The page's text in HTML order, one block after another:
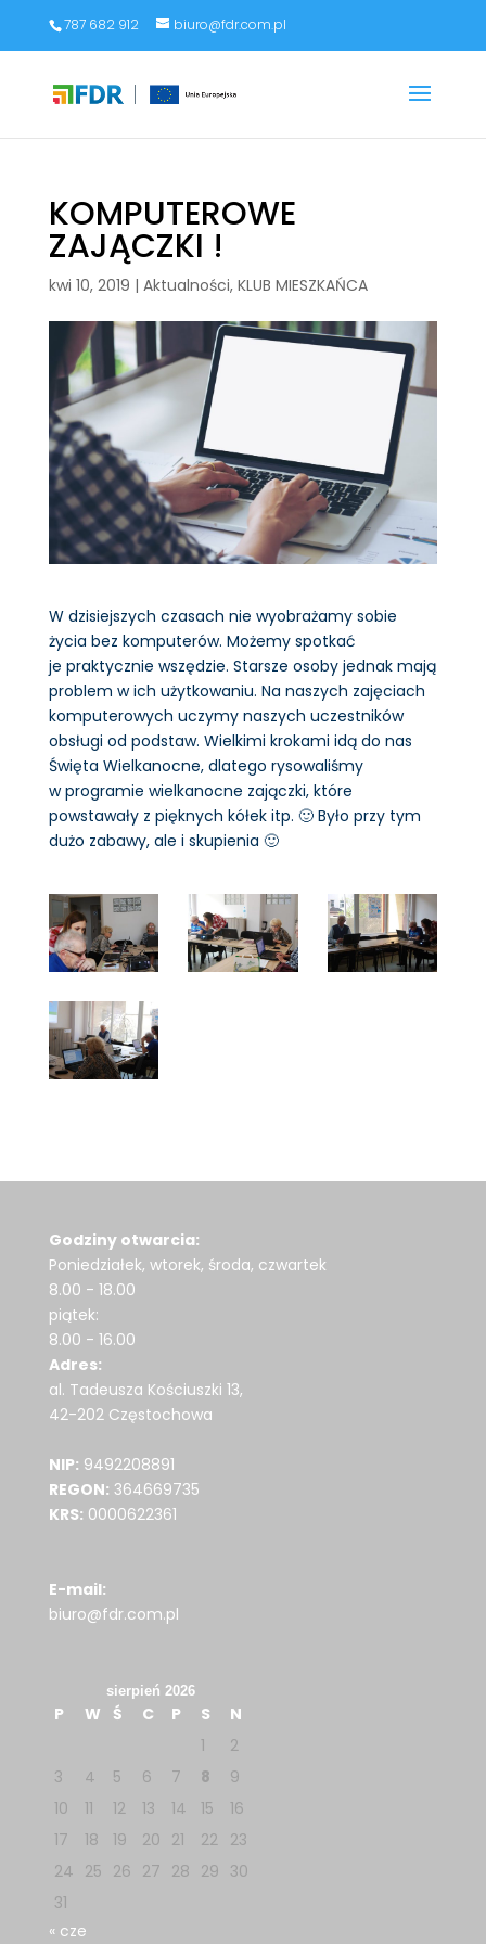
787 682 912 biuro@fdr.com.pl
KOMPUTEROWE
ZAJĄCZKI !
kwi 10, 2019 | Aktualności, KLUB MIESZKAŃCA
W dzisiejszych czasach nie wyobrażamy sobie
życia bez komputerów. Możemy spotkać
je praktycznie wszędzie. Starsze osoby jednak mają
problem w ich użytkowaniu. Na naszych zajęciach
komputerowych uczymy naszych uczestników
obsługi od podstaw. Wielkimi krokami idą do nas
Święta Wielkanocne, dlatego rysowaliśmy
w programie wielkanocne zajączki, które
powstawały z pięknych kółek itp. 🙂 Było przy tym
dużo zabawy, ale i skupienia 🙂
Godziny otwarcia:
Poniedziałek, wtorek, środa, czwartek
8.00 - 18.00
piątek:
8.00 - 16.00
Adres:
al. Tadeusza Kościuszki 13,
42-202 Częstochowa
NIP: 9492208891
REGON: 364669735
KRS: 0000622361
E-mail:
biuro@fdr.com.pl
sierpień 2026
P W Ś C P S
N
1
2
3
4 5 6 7 8
9
10
11 12 13 14 15
16
17
18 19 20 21 22
23
24 25 26 27 28 29 30
31
« cze